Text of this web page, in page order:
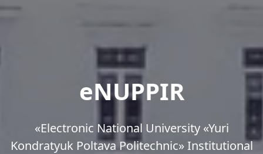
eNUPPIR
«Еlectronic National University «Yuri
Kondratyuk Poltava Politechnic» Institutional